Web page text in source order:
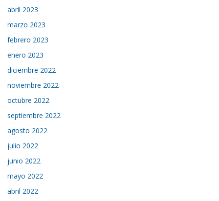
abril 2023
marzo 2023
febrero 2023
enero 2023
diciembre 2022
noviembre 2022
octubre 2022
septiembre 2022
agosto 2022
julio 2022
junio 2022
mayo 2022
abril 2022